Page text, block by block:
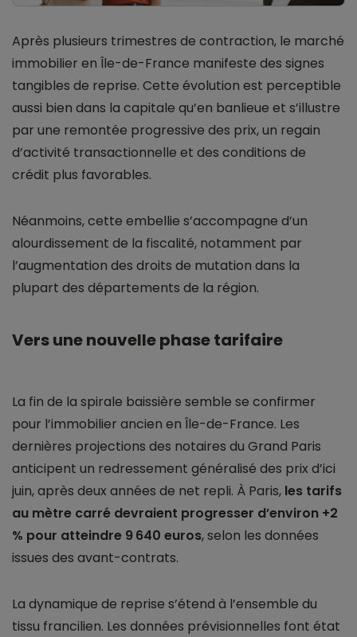
Après plusieurs trimestres de contraction, le marché
immobilier en Île-de-France manifeste des signes
tangibles de reprise. Cette évolution est perceptible
aussi bien dans la capitale qu’en banlieue et s’illustre
par une remontée progressive des prix, un regain
d’activité transactionnelle et des conditions de
crédit plus favorables.
Néanmoins, cette embellie s’accompagne d’un
alourdissement de la fiscalité, notamment par
l’augmentation des droits de mutation dans la
plupart des départements de la région.
Vers une nouvelle phase tarifaire
La fin de la spirale baissière semble se confirmer
pour l’immobilier ancien en Île-de-France. Les
dernières projections des notaires du Grand Paris
anticipent un redressement généralisé des prix d’ici
juin, après deux années de net repli. À Paris, les tarifs
au mètre carré devraient progresser d’environ +2
% pour atteindre 9 640 euros, selon les données
issues des avant-contrats.
La dynamique de reprise s’étend à l’ensemble du
tissu francilien. Les données prévisionnelles font état